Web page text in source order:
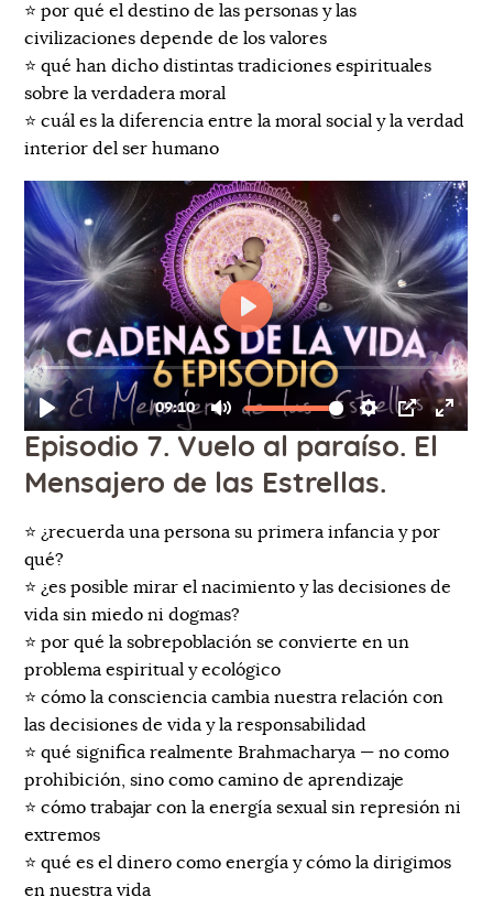
⭐️ por qué el destino de las personas y las
civilizaciones depende de los valores
⭐️ qué han dicho distintas tradiciones espirituales
sobre la verdadera moral
⭐️ cuál es la diferencia entre la moral social y la verdad
interior del ser humano
Episodio 7. Vuelo al paraíso. El
Mensajero de las Estrellas.
⭐️ ¿recuerda una persona su primera infancia y por
qué?
⭐️ ¿es posible mirar el nacimiento y las decisiones de
vida sin miedo ni dogmas?
⭐️ por qué la sobrepoblación se convierte en un
problema espiritual y ecológico
⭐️ cómo la consciencia cambia nuestra relación con
las decisiones de vida y la responsabilidad
⭐️ qué significa realmente Brahmacharya — no como
prohibición, sino como camino de aprendizaje
⭐️ cómo trabajar con la energía sexual sin represión ni
extremos
⭐️ qué es el dinero como energía y cómo la dirigimos
en nuestra vida